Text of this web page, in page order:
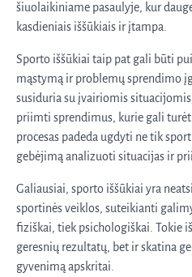
šiuolaikiniame pasaulyje, kur
kasdieniais iššūkiais ir įtampa.
Sporto iššūkiai taip pat gali būti
mąstymą ir problemų sprendimo
susiduria su įvairiomis
priimti sprendimus, kurie gali
procesas padeda ugdyti ne tik
gebėjimą analizuoti situacijas ir
Galiausiai, sporto iššūkiai yra
sportinės veiklos, suteikianti
fiziškai, tiek psichologiškai. Tokie
geresnių rezultatų, bet ir skatina
gyvenimą apskritai.